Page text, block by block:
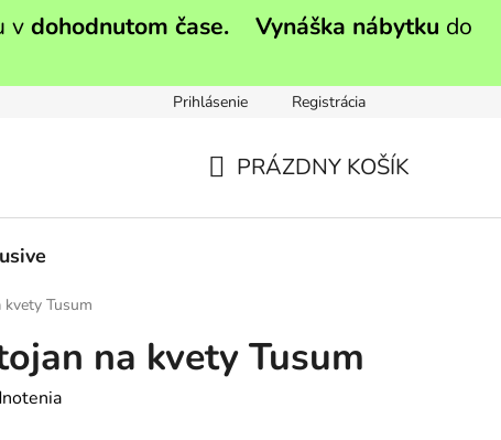
v dohodnutom čase. Vynáška nábytku do
Prihlásenie Registrácia
PRÁZDNY KOŠÍK
Tusum
na kvety Tusum